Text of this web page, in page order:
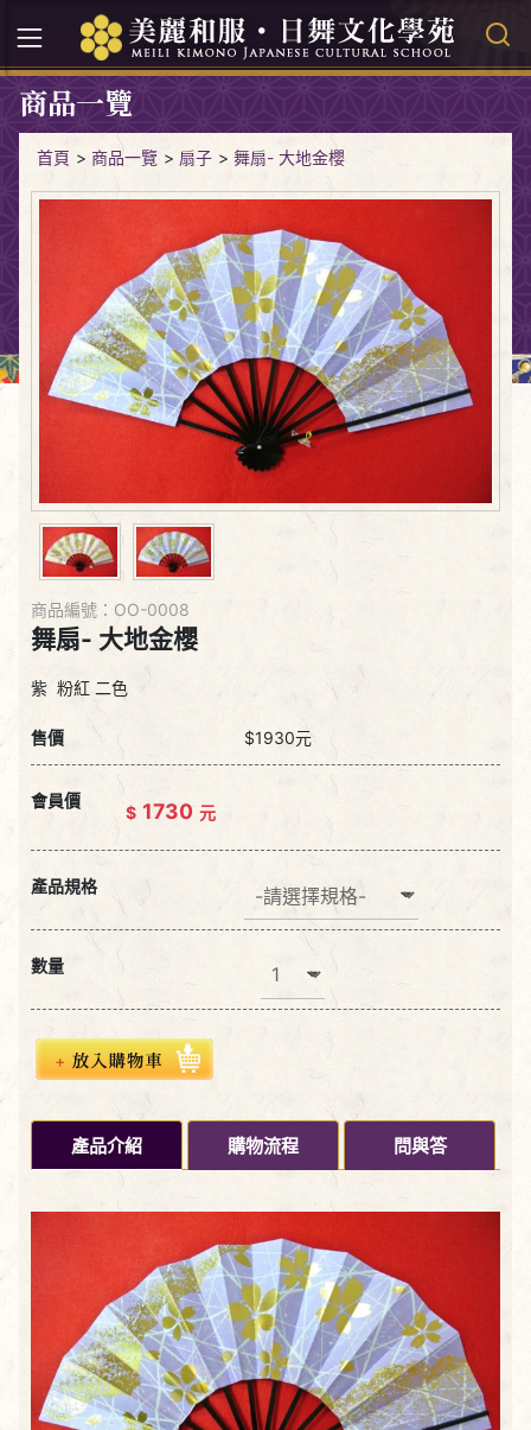
商品一覽
首頁 > 商品一覽 > 扇子 > 舞扇- 大地金櫻
商品編號：OO-0008
舞扇- 大地金櫻
紫 粉紅 二色
售價 $1930元
會員價
$ 1730 元
產品規格
數量
產品介紹 購物流程 問與答